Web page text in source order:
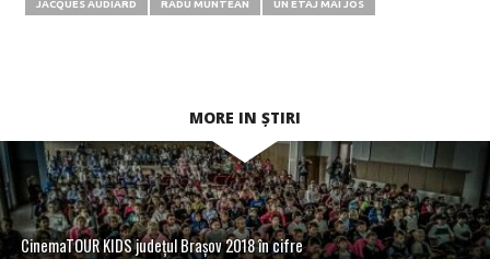
JACQUES AUDIARD RADU MUNTEAN UN ETAJ MAI JOS
MORE IN ȘTIRI
CinemaTOUR KIDS județul Brașov 2018 în cifre